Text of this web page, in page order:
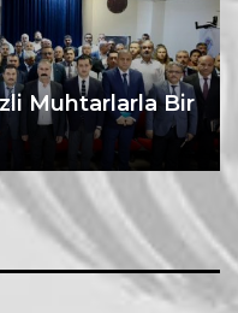
Muhtarlarla Bir